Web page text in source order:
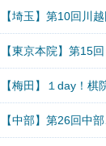
【埼玉】第10回川
【東京本院】第15
【梅田】１day！棋
【中部】第26回中